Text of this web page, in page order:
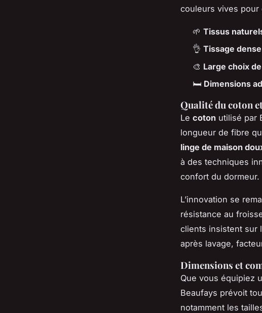
couleurs vives pour
🌱 Tissus
👌 Tissage dense
🎨 Large choix
🛏️ Dimensions
Qualité du coton
Le coton utilisé par
longueur de fibre
linge de maison
à des techniques
confort du dormeur.
L’innovation se
résistance au
clients insistent sur
après lavage,
Dimensions et
Que vous équipiez
Beaufays prévoit
notamment les